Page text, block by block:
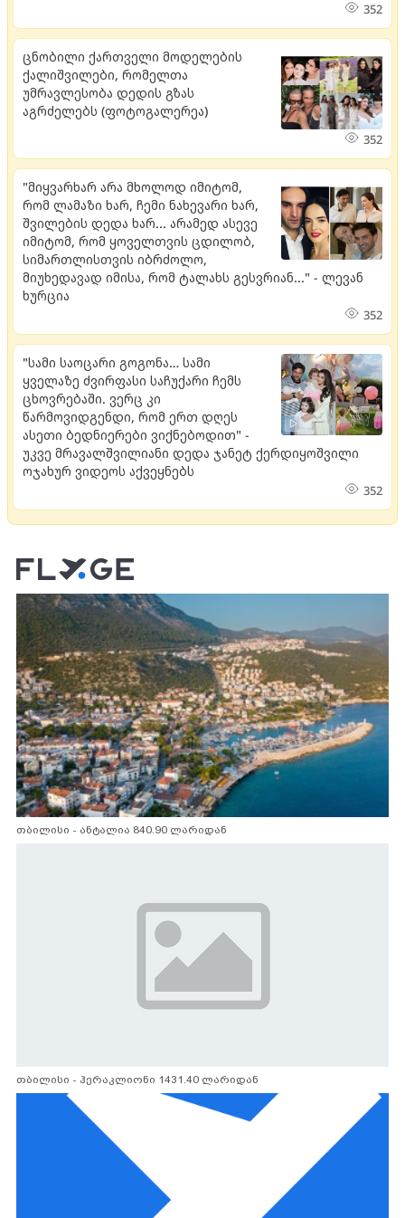
352
ცნობილი ქართველი მოდელების
ქალიშვილები, რომელთა
უმრავლესობა დედის გზას
აგრძელებს (ფოტოგალერეა)
352
"მიყვარხარ არა მხოლოდ იმიტომ,
რომ ლამაზი ხარ, ჩემი ნახევარი ხარ,
შვილების დედა ხარ... არამედ ასევე
იმიტომ, რომ ყოველთვის ცდილობ,
სიმართლისთვის იბრძოლო,
მიუხედავად იმისა, რომ ტალახს გესვრიან..." - ლევან
ხურცია
352
"სამი საოცარი გოგონა… სამი
ყველაზე ძვირფასი საჩუქარი ჩემს
ცხოვრებაში. ვერც კი
წარმოვიდგენდი, რომ ერთ დღეს
ასეთი ბედნიერები ვიქნებოდით" -
უკვე მრავალშვილიანი დედა ჯანეტ ქერდიყოშვილი
ოჯახურ ვიდეოს აქვეყნებს
352
თბილისი - ანტალია 840.90 ლარიდან
თბილისი - ჰერაკლიონი 1431.40 ლარიდან